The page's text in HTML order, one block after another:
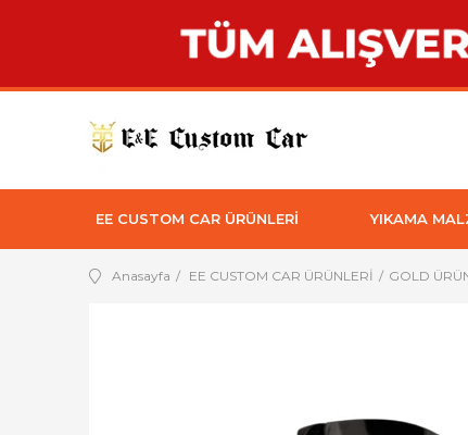
EE CUSTOM CAR ÜRÜNLERİ YIKAMA
Anasayfa EE CUSTOM CAR ÜRÜNLERİ GOLD